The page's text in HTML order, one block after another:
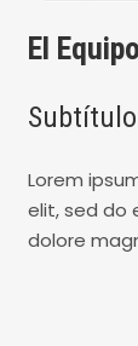
El Equipo
Subtítulo
Lorem
elit, sed do
dolore